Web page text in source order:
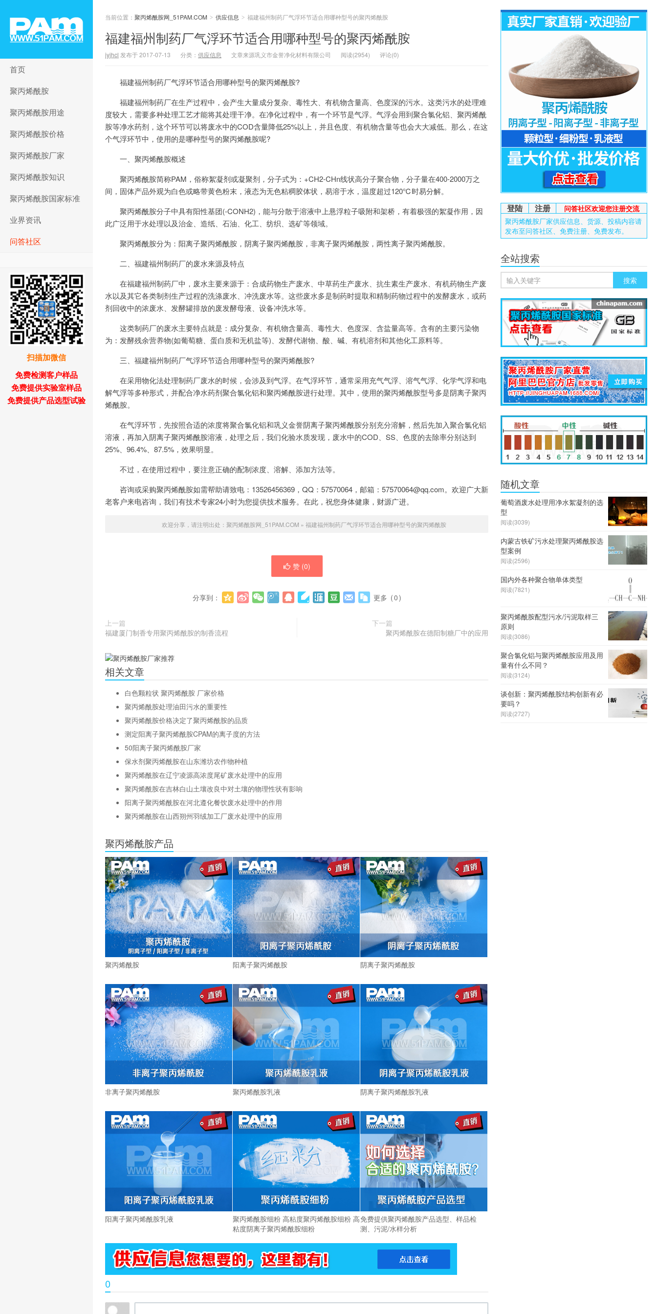
聚丙烯酰胺网_51PAM.COM
首页
聚丙烯酰胺
聚丙烯酰胺用途
聚丙烯酰胺价格
聚丙烯酰胺厂家
聚丙烯酰胺知识
聚丙烯酰胺国家标准
业界资讯
问答社区
扫描加微信
免费检测客户样品
免费提供实验室样品
免费提供产品选型试验
当前位置： 聚丙烯酰胺网_51PAM.COM > 供应信息 > 福建福州制药厂气浮环节适合用哪种型号的聚丙烯酰胺
福建福州制药厂气浮环节适合用哪种型号的聚丙烯酰胺
jyjhcl 发布于 2017-07-13 分类： 供应信息 文章来源巩义市金誉净化材料有限公司 阅读(2954) 评论(0)
福建福州制药厂气浮环节适合用哪种型号的聚丙烯酰胺?
福建福州制药厂在生产过程中，会产生大量成分复杂、毒性大、有机物含量高、色度深的污水。这类污水的处理难
度较大，需要多种处理工艺才能将其处理干净。在净化过程中，有一个环节是气浮。气浮会用到聚合氯化铝、聚丙烯酰
胺等净水药剂，这个环节可以将废水中的COD含量降低25%以上，并且色度、有机物含量等也会大大减低。那么，在这
个气浮环节中，使用的是哪种型号的聚丙烯酰胺呢?
一、聚丙烯酰胺概述
聚丙烯酰胺简称PAM，俗称絮凝剂或凝聚剂，分子式为：+CH2-CHn线状高分子聚合物，分子量在400-2000万之
间，固体产品外观为白色或略带黄色粉末，液态为无色粘稠胶体状，易溶于水，温度超过120℃时易分解。
聚丙烯酰胺分子中具有阳性基团(-CONH2)，能与分散于溶液中上悬浮粒子吸附和架桥，有着极强的絮凝作用，因
此广泛用于水处理以及治金、造纸、石油、化工、纺织、选矿等领域。
聚丙烯酰胺分为：阳离子聚丙烯酰胺，阴离子聚丙烯酰胺，非离子聚丙烯酰胺，两性离子聚丙烯酰胺。
二、福建福州制药厂的废水来源及特点
在福建福州制药厂中，废水主要来源于：合成药物生产废水、中草药生产废水、抗生素生产废水、有机药物生产废
水以及其它各类制剂生产过程的洗涤废水、冲洗废水等。这些废水多是制药时提取和精制药物过程中的发酵废水，或药
剂回收中的浓废水、发酵罐排放的废发酵母液、设备冲洗水等。
这类制药厂的废水主要特点就是：成分复杂、有机物含量高、毒性大、色度深、含盐量高等。含有的主要污染物
为：发酵残余营养物(如葡萄糖、蛋白质和无机盐等)、发酵代谢物、酸、碱、有机溶剂和其他化工原料等。
三、福建福州制药厂气浮环节适合用哪种型号的聚丙烯酰胺?
在采用物化法处理制药厂废水的时候，会涉及到气浮。在气浮环节，通常采用充气气浮、溶气气浮、化学气浮和电
解气浮等多种形式，并配合净水药剂聚合氯化铝和聚丙烯酰胺进行处理。其中，使用的聚丙烯酰胺型号多是阴离子聚丙
烯酰胺。
在气浮环节，先按照合适的浓度将聚合氯化铝和巩义金誉阴离子聚丙烯酰胺分别充分溶解，然后先加入聚合氯化铝
溶液，再加入阴离子聚丙烯酰胺溶液，处理之后，我们化验水质发现，废水中的COD、SS、色度的去除率分别达到
25%、96.4%、87.5%，效果明显。
不过，在使用过程中，要注意正确的配制浓度、溶解、添加方法等。
咨询或采购聚丙烯酰胺如需帮助请致电：13526456369，QQ：57570064，邮箱：57570064@qq.com。欢迎广大新
老客户来电咨询，我们有技术专家24小时为您提供技术服务。在此，祝您身体健康，财源广进。
欢迎分享，请注明出处： 聚丙烯酰胺网_51PAM.COM » 福建福州制药厂气浮环节适合用哪种型号的聚丙烯酰胺
赞 (0)
分享到： 更多 (0)
上一篇
福建厦门制香专用聚丙烯酰胺的制香流程
下一篇
聚丙烯酰胺在德阳制糖厂中的应用
相关文章
白色颗粒状 聚丙烯酰胺 厂家价格
聚丙烯酰胺处理油田污水的重要性
聚丙烯酰胺价格决定了聚丙烯酰胺的品质
测定阳离子聚丙烯酰胺CPAM的离子度的方法
50阳离子聚丙烯酰胺厂家
保水剂聚丙烯酰胺在山东潍坊农作物种植
聚丙烯酰胺在辽宁凌源高浓度尾矿废水处理中的应用
聚丙烯酰胺在吉林白山土壤改良中对土壤的物理性状有影响
阳离子聚丙烯酰胺在河北遵化餐饮废水处理中的作用
聚丙烯酰胺在山西朔州羽绒加工厂废水处理中的应用
聚丙烯酰胺产品
聚丙烯酰胺 阳离子聚丙烯酰胺 阴离子聚丙烯酰胺
非离子聚丙烯酰胺 聚丙烯酰胺乳液 阴离子聚丙烯酰胺乳液
阳离子聚丙烯酰胺乳液
聚丙烯酰胺细粉 高粘度聚丙烯酰胺细粉 高
粘度阴离子聚丙烯酰胺细粉
免费提供聚丙烯酰胺产品选型、样品检
测、污泥/水样分析
0
登陆 注册
问答社区欢迎您注册交流
聚丙烯酰胺厂家供应信息、货源、投稿内容请
发布至问答社区、免费注册、免费发布。
全站搜索
随机文章
葡萄酒废水处理用净水絮凝剂的选
型
阅读(3039)
内蒙古铁矿污水处理聚丙烯酰胺选
型案例
阅读(2596)
国内外各种聚合物单体类型
阅读(7821)
聚丙烯酰胺配型污水/污泥取样三
原则
阅读(3086)
聚合氯化铝与聚丙烯酰胺应用及用
量有什么不同？
阅读(3124)
谈创新：聚丙烯酰胺结构创新有必
要吗？
阅读(2727)